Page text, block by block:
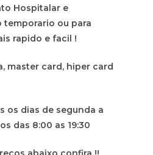
Hospitalar e
temporario ou para
rapido e facil !
master card, hiper card
os dias de segunda a
das 8:00 as 19:30